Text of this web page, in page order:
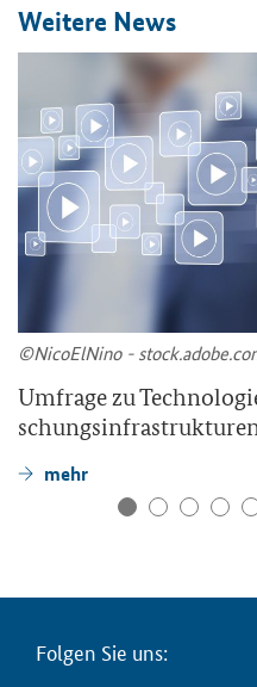
Wei­te­re News
©Ni­co­ElNi­no -
Um­fra­ge zu
mehr
Fol­gen Sie uns: